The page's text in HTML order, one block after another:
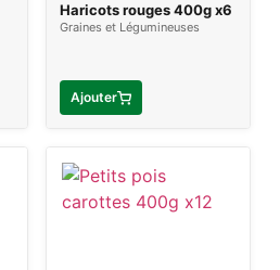
Haricots rouges 400g x6
Graines et Légumineuses
Ajouter